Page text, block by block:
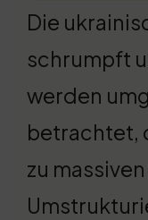
Die
schrumpft
werden
betrachtet,
zu